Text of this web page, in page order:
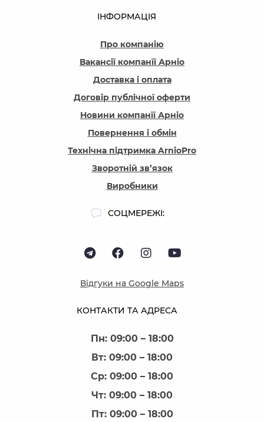
КОНТАКТИ ТА АДРЕСА
Пн: 09:00 – 18:00
Вт: 09:00 – 18:00
Ср: 09:00 – 18:00
Чт: 09:00 – 18:00
Пт: 09:00 – 18:00
ІНФОРМАЦІЯ
Про компанію
Вакансії компанїї Арніо
Доставка і оплата
Договір публічної оферти
Новини компанїї Арніо
Повернення і обмін
Технічна підтримка ArnioPro
Зворотній зв’язок
Виробники
СОЦМЕРЕЖІ:
Відгуки на Google Maps